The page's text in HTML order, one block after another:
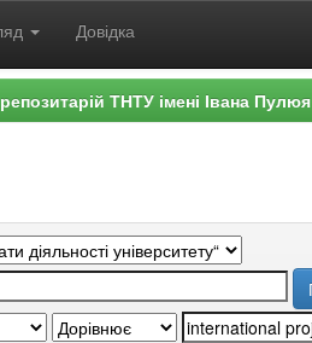
Довідка
ТНТУ імені Івана Пулюя